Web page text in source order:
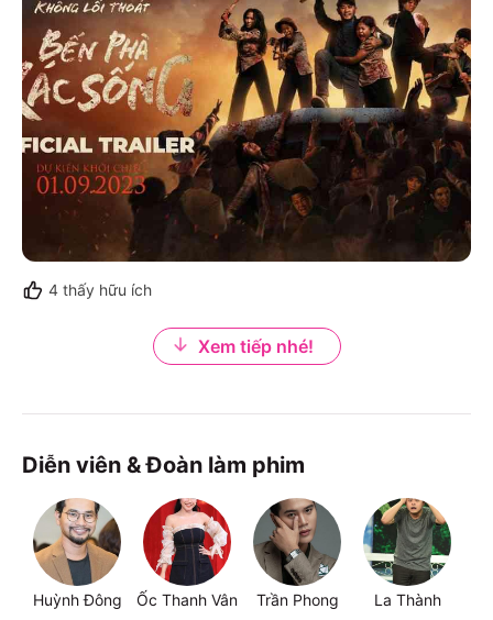
4 thấy hữu ích
Xem tiếp nhé!
Diễn viên & Đoàn làm phim
Huỳnh Đông Ốc Thanh Vân Trần Phong La Thành